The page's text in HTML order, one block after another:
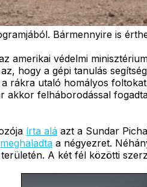
Bármennyire is
amerikai védelmi
hogy a gépi tanulás
rákra utaló homályos
akkor felháborodással
írta alá azt a Sundar
meghaladta a négyezret.
A két fél közötti